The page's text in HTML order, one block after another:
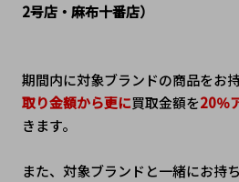
2号店・麻布十番店）
期間内に対象ブランドの商品をお持
取り金額から更に買取金額を20％
きます。
また、対象ブランドと一緒にお持